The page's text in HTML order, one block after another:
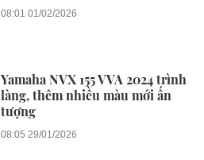
08:01 01/02/2026
Yamaha NVX 155 VVA 2024 trình
làng, thêm nhiều màu mới ấn
tượng
08:05 29/01/2026